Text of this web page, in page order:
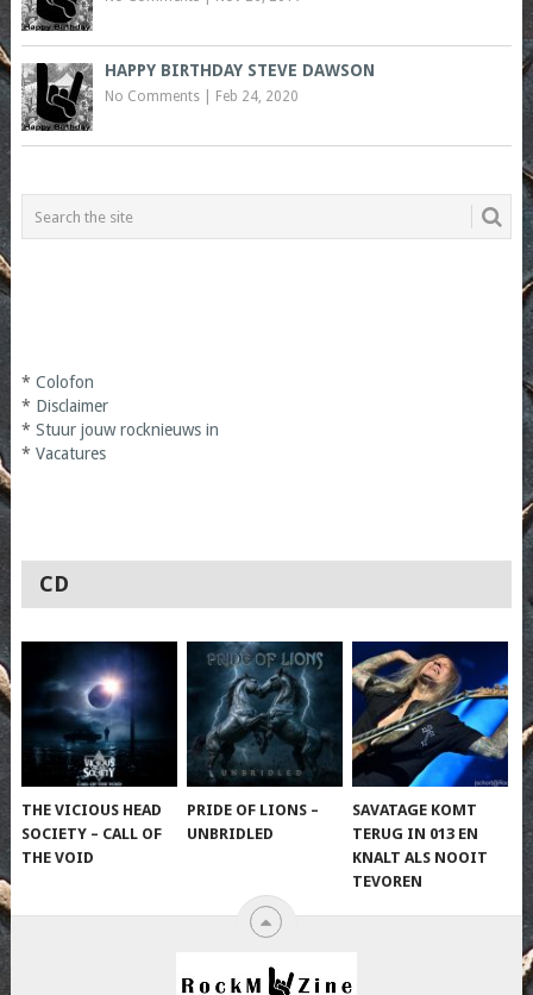
HAPPY BIRTHDAY STEVE DAWSON
No Comments| Feb 24, 2020
* Colofon
* Disclaimer
* Stuur jouw rocknieuws in
* Vacatures
CD
THE VICIOUS HEAD
SOCIETY – CALL OF
THE VOID
PRIDE OF LIONS –
UNBRIDLED
SAVATAGE KOMT
TERUG IN 013 EN
KNALT ALS NOOIT
TEVOREN